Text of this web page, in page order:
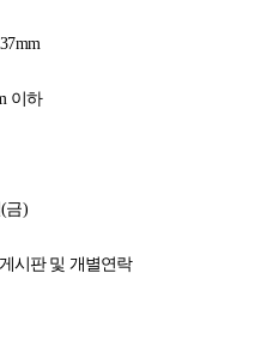
이하
금)
시판 및 개별연락